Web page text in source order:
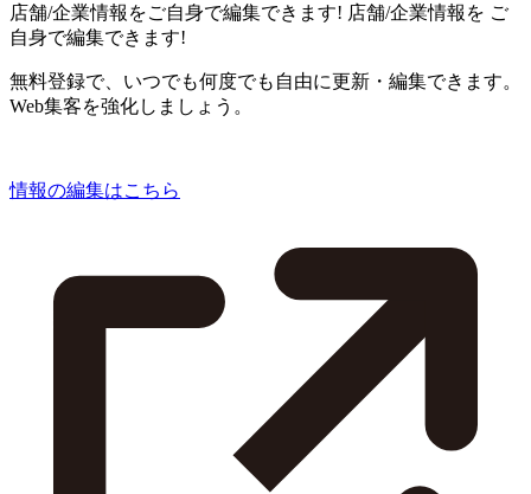
店舗/企業情報をご自身で編集できます! 店舗/企業情報を ご
自身で編集できます!
無料登録で、いつでも何度でも自由に更新・編集できます。
Web集客を強化しましょう。
情報の編集はこちら